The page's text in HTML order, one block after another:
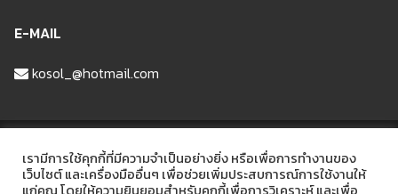
E-MAIL
kosol_@hotmail.com
บริษัท ปทุมรัฐวัสดุก่อสร้าง จำกัด
เรามีการใช้คุกกี้ที่มีความจำเป็นอย่างยิ่ง หรือเพื่อการทำงานของ
เว็บไซต์ และเครื่องมืออื่นๆ เพื่อช่วยเพิ่มประสบการณ์การใช้งานให้